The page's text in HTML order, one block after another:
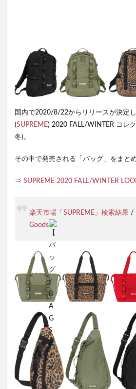
国内で2020/8/22からリリースが決定
(SUPREME) 2020 FALL/WINTER コレ
冬)。
その中で発売される「バッグ」をまと
⇒ SUPREME 2020 FALL/WINTER
楽天市場「SUPREME」検索結果 /
Goods